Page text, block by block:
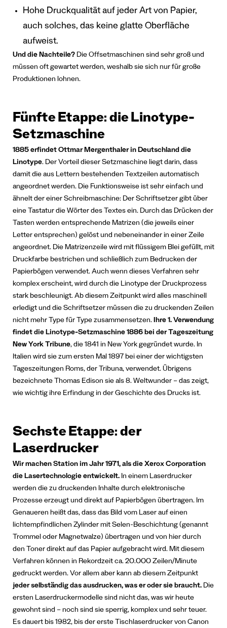
Hohe Druckqualität auf jeder Art von Papier,
auch solches, das keine glatte Oberfläche
aufweist.
Und die Nachteile? Die Offsetmaschinen sind sehr groß und
müssen oft gewartet werden, weshalb sie sich nur für große
Produktionen lohnen.
Fünfte Etappe: die Linotype-
Setzmaschine
1885 erfindet Ottmar Mergenthaler in Deutschland die
Linotype. Der Vorteil dieser Setzmaschine liegt darin, dass
damit die aus Lettern bestehenden Textzeilen automatisch
angeordnet werden. Die Funktionsweise ist sehr einfach und
ähnelt der einer Schreibmaschine: Der Schriftsetzer gibt über
eine Tastatur die Wörter des Textes ein. Durch das Drücken der
Tasten werden entsprechende Matrizen (die jeweils einer
Letter entsprechen) gelöst und nebeneinander in einer Zeile
angeordnet. Die Matrizenzeile wird mit flüssigem Blei gefüllt, mit
Druckfarbe bestrichen und schließlich zum Bedrucken der
Papierbögen verwendet.Auch wenn dieses Verfahren sehr
komplex erscheint, wird durch die Linotype der Druckprozess
stark beschleunigt. Ab diesem Zeitpunkt wird alles maschinell
erledigt und die Schriftsetzer müssen die zu druckenden Zeilen
nicht mehr Type für Type zusammensetzen.Ihre 1. Verwendung
findet die Linotype-Setzmaschine 1886 bei der Tageszeitung
New York Tribune, die 1841 in New York gegründet wurde. In
Italien wird sie zum ersten Mal 1897 bei einer der wichtigsten
Tageszeitungen Roms, der Tribuna, verwendet.Übrigens
bezeichnete Thomas Edison sie als 8. Weltwunder – das zeigt,
wie wichtig ihre Erfindung in der Geschichte des Drucks ist.
Sechste Etappe: der
Laserdrucker
Wir machen Station im Jahr 1971, als die Xerox Corporation
die Lasertechnologie entwickelt. In einem Laserdrucker
werden die zu druckenden Inhalte durch elektronische
Prozesse erzeugt und direkt auf Papierbögen übertragen. Im
Genaueren heißt das, dass das Bild vom Laser auf einen
lichtempfindlichen Zylinder mit Selen-Beschichtung (genannt
Trommel oder Magnetwalze) übertragen und von hier durch
den Toner direkt auf das Papier aufgebracht wird. Mit diesem
Verfahren können in Rekordzeit ca. 20.000 Zeilen/Minute
gedruckt werden. Vor allem aber kann ab diesem Zeitpunkt
jeder selbständig das ausdrucken, was er oder sie braucht. Die
ersten Laserdruckermodelle sind nicht das, was wir heute
gewohnt sind – noch sind sie sperrig, komplex und sehr teuer.
Es dauert bis 1982, bis der erste Tischlaserdrucker von Canon